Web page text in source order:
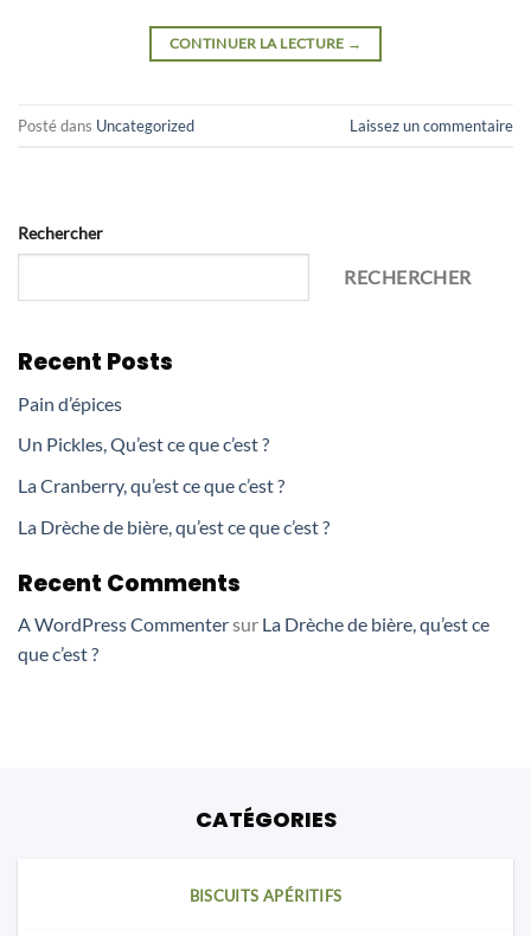
CONTINUER LA LECTURE →
Posté dans Uncategorized Laissez un commentaire
Rechercher
RECHERCHER
Recent Posts
Pain d’épices
Un Pickles, Qu’est ce que c’est ?
La Cranberry, qu’est ce que c’est ?
La Drèche de bière, qu’est ce que c’est ?
Recent Comments
A WordPress Commentersur La Drèche de bière, qu’est ce
que c’est ?
CATÉGORIES
BISCUITS APÉRITIFS